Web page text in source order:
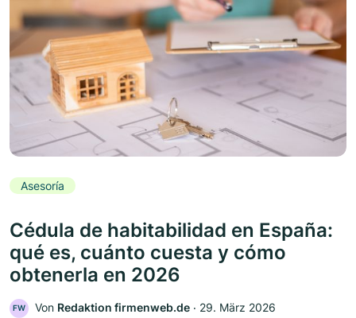
Asesoría
Cédula de habitabilidad en España:
qué es, cuánto cuesta y cómo
obtenerla en 2026
FW Von Redaktion firmenweb.de ‧ 29. März 2026